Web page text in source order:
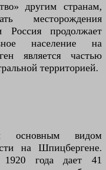
другим странам,
месторождения
Россия продолжает
население на
является частью
территорией.
основным видом
на Шпицбергене.
года дает 41